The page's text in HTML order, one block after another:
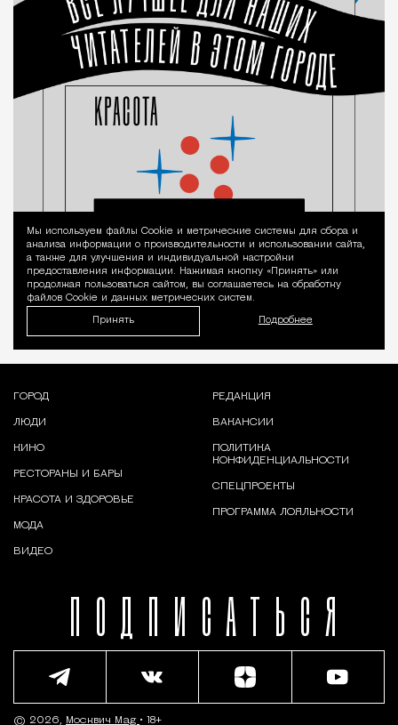
Уведомление
Мы используем файлы Сookie и метрические системы для сбора и
анализа информации о производительности и использовании сайта,
а также для улучшения и индивидуальной настройки
предоставления информации. Нажимая кнопку «Принять» или
продолжая пользоваться сайтом, вы соглашаетесь на обработку
файлов Cookie и данных метрических систем.
Принять Подробнее
ПОДПИСАТЬСЯ
ГОРОД
ЛЮДИ
КИНО
РЕСТОРАНЫ И БАРЫ
КРАСОТА И ЗДОРОВЬЕ
МОДА
ВИДЕО
РЕДАКЦИЯ
ВАКАНСИИ
ПОЛИТИКА
КОНФИДЕНЦИАЛЬНОСТИ
СПЕЦПРОЕКТЫ
ПРОГРАММА ЛОЯЛЬНОСТИ
© 2026, Москвич Mag • 18+